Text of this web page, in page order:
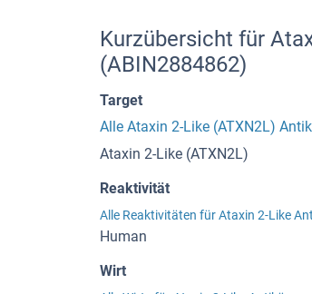
Kurzübersicht für
(ABIN2884862)
Target
Alle Ataxin 2-Like (ATXN2L)
Ataxin 2-Like (ATXN2L)
Reaktivität
Alle Reaktivitäten für Ataxin 2-Like
Human
Wirt